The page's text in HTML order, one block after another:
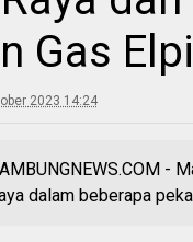
Gas
2023 14:24
-
dalam beberapa